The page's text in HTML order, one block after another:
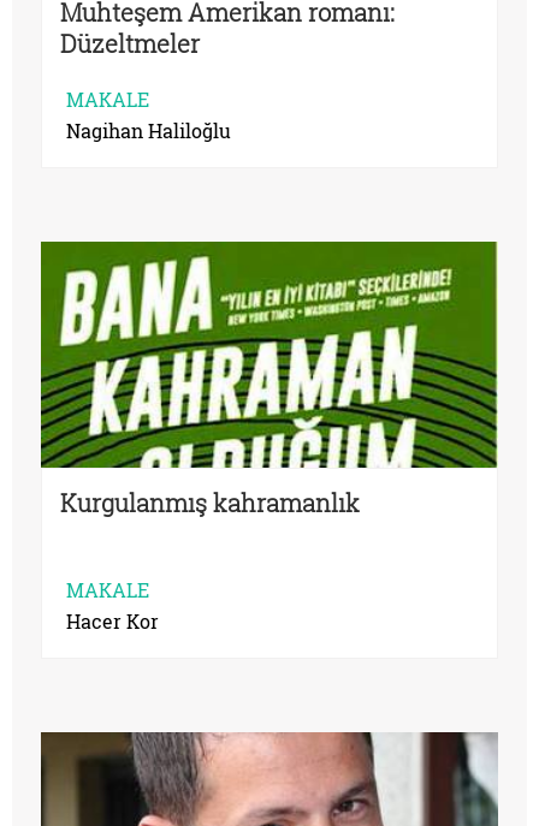
Muhteşem Amerikan romanı:
Düzeltmeler
MAKALE
Nagihan Haliloğlu
Kurgulanmış kahramanlık
MAKALE
Hacer Kor